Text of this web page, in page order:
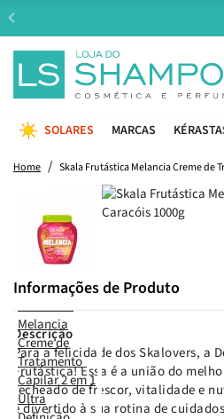
SOLARES MARCAS
Home Skala Frutástica Melancia Creme de
Informações de Produto
Descrição
Para a felicidade dos Skalovers, a
Frutástica! Essa é a união do
recheado de frescor, vitalidade e
e divertido à sua rotina de